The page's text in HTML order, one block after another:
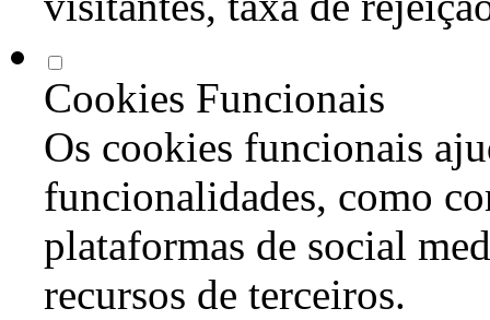
Cookies Funcionais
Os cookies funcionais
funcionalidades, como
plataformas de social
recursos de terceiros.